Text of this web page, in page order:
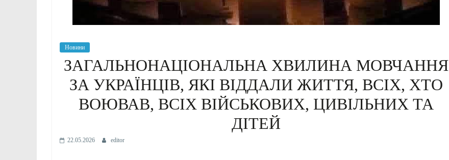
Новини
ЗАГАЛЬНОНАЦІОНАЛЬНА ХВИЛИНА МОВЧАННЯ
ЗА УКРАЇНЦІВ, ЯКІ ВІДДАЛИ ЖИТТЯ, ВСІХ, ХТО
ВОЮВАВ, ВСІХ ВІЙСЬКОВИХ, ЦИВІЛЬНИХ ТА
ДІТЕЙ
22.05.2026 editor